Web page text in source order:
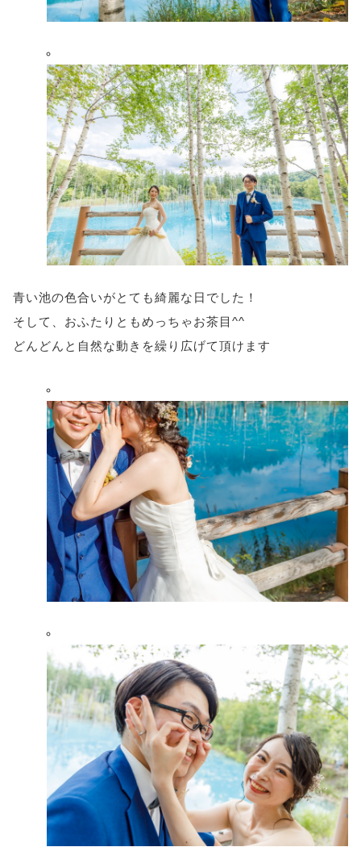
青い池の色合いがとても綺麗な日でした！
そして、おふたりともめっちゃお茶目^^
どんどんと自然な動きを繰り広げて頂けます